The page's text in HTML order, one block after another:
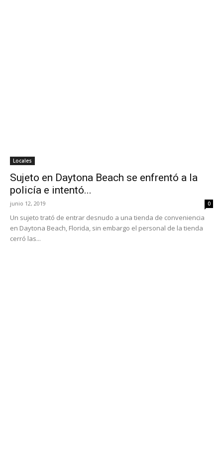
Locales
Sujeto en Daytona Beach se enfrentó a la
policía e intentó...
junio 12, 2019 0
Un sujeto trató de entrar desnudo a una tienda de conveniencia
en Daytona Beach, Florida, sin embargo el personal de la tienda
cerró las...